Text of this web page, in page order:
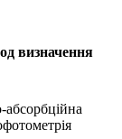
визначення